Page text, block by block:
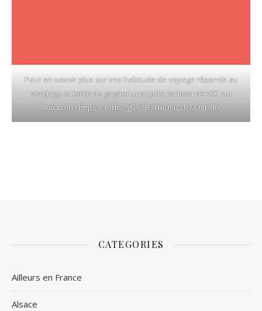
Pour en savoir plus sur vos habitude de voyage réponds au
sondage et tente de gagner une carte cadeau de 50€ sur
Amazon !https://forms.gle/SR3TmUGv2PwktzDd6
CATEGORIES
Ailleurs en France
Alsace